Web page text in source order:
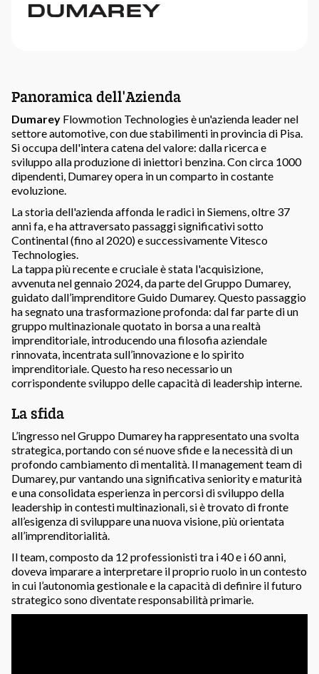
Panoramica dell'Azienda
Dumarey Flowmotion Technologies è un'azienda leader nel
settore automotive, con due stabilimenti in provincia di Pisa.
Si occupa dell'intera catena del valore: dalla ricerca e
sviluppo alla produzione di iniettori benzina. Con circa 1000
dipendenti, Dumarey opera in un comparto in costante
evoluzione.
La storia dell'azienda affonda le radici in Siemens, oltre 37
anni fa, e ha attraversato passaggi significativi sotto
Continental (fino al 2020) e successivamente Vitesco
Technologies.
La tappa più recente e cruciale è stata l'acquisizione,
avvenuta nel gennaio 2024, da parte del Gruppo Dumarey,
guidato dall’imprenditore Guido Dumarey. Questo passaggio
ha segnato una trasformazione profonda: dal far parte di un
gruppo multinazionale quotato in borsa a una realtà
imprenditoriale, introducendo una filosofia aziendale
rinnovata, incentrata sull’innovazione e lo spirito
imprenditoriale. Questo ha reso necessario un
corrispondente sviluppo delle capacità di leadership interne.
La sfida
L’ingresso nel Gruppo Dumarey ha rappresentato una svolta
strategica, portando con sé nuove sfide e la necessità di un
profondo cambiamento di mentalità. Il management team di
Dumarey, pur vantando una significativa seniority e maturità
e una consolidata esperienza in percorsi di sviluppo della
leadership in contesti multinazionali, si è trovato di fronte
all’esigenza di sviluppare una nuova visione, più orientata
all’imprenditorialità.
Il team, composto da 12 professionisti tra i 40 e i 60 anni,
doveva imparare a interpretare il proprio ruolo in un contesto
in cui l’autonomia gestionale e la capacità di definire il futuro
strategico sono diventate responsabilità primarie.